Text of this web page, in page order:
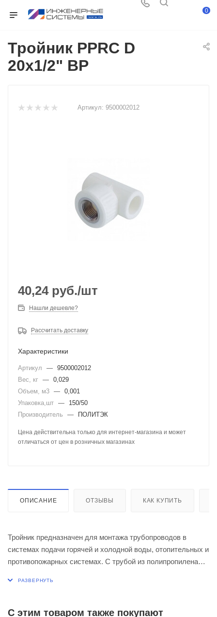
0
Тройник PPRC D
20х1/2" ВР
Артикул: 9500002012
40,24руб./шт
Нашли дешевле?
Рассчитать доставку
Характеристики
Артикул — 9500002012
Вес, кг — 0,029
Объем, м3 — 0,001
Упаковка,шт —
150/50
Производитель
— ПОЛИТЭК
Цена действительна только для интернет-магазина и может
отличаться от цен в розничных магазинах
ОПИСАНИЕ ОТЗЫВЫ КАК КУПИТЬ
Тройник предназначен для монтажа трубопроводов в
системах подачи горячей и холодной воды, отопительных и
противопожарных системах. С трубой из полипропилена
С этим товаром также покупают